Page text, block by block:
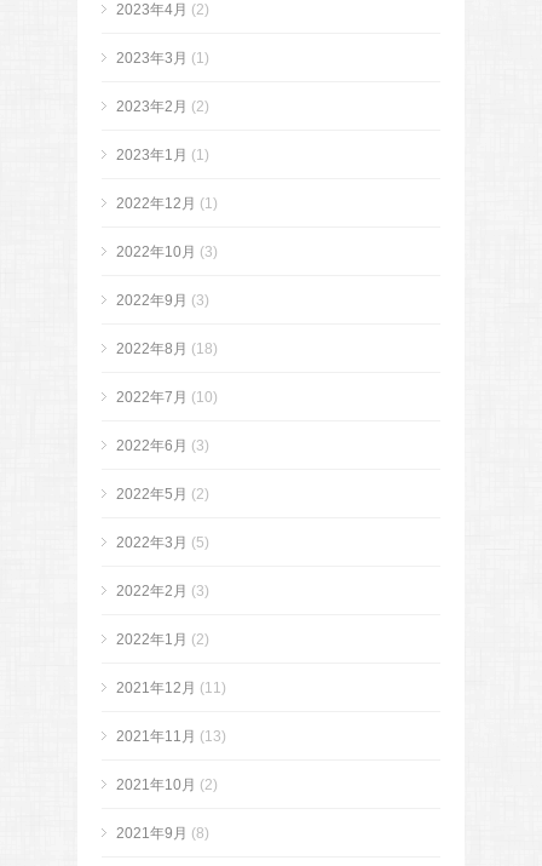
2023年4月 (2)
2023年3月 (1)
2023年2月 (2)
2023年1月 (1)
2022年12月 (1)
2022年10月 (3)
2022年9月 (3)
2022年8月 (18)
2022年7月 (10)
2022年6月 (3)
2022年5月 (2)
2022年3月 (5)
2022年2月 (3)
2022年1月 (2)
2021年12月 (11)
2021年11月 (13)
2021年10月 (2)
2021年9月 (8)